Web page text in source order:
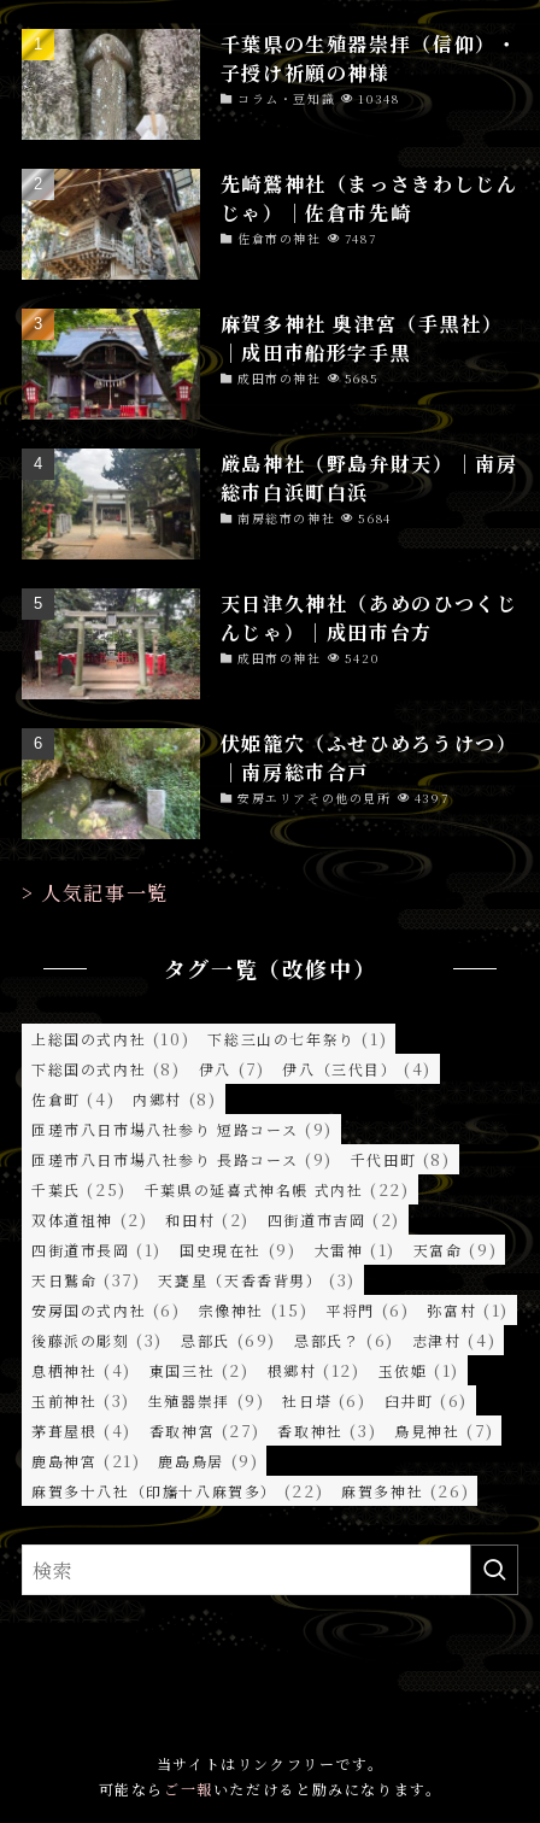
千葉県の生殖器崇拝（信仰）・
子授け祈願の神様
コラム・豆知識 10348
先崎鷲神社（まっさきわしじん
じゃ）│佐倉市先崎
佐倉市の神社 7487
麻賀多神社 奥津宮（手黒社）
│成田市船形字手黒
成田市の神社 5685
厳島神社（野島弁財天）│南房
総市白浜町白浜
南房総市の神社 5684
天日津久神社（あめのひつくじ
んじゃ）│成田市台方
成田市の神社 5420
伏姫籠穴（ふせひめろうけつ）
│南房総市合戸
安房エリアその他の見所 4397
> 人気記事一覧
タグ一覧（改修中）
上総国の式内社 (10) 下総三山の七年祭り (1)
下総国の式内社 (8) 伊八 (7) 伊八（三代目） (4)
佐倉町 (4) 内郷村 (8)
匝瑳市八日市場八社参り 短路コース (9)
匝瑳市八日市場八社参り 長路コース (9) 千代田町 (8)
千葉氏 (25) 千葉県の延喜式神名帳 式内社 (22)
双体道祖神 (2) 和田村 (2) 四街道市吉岡 (2)
四街道市長岡 (1) 国史現在社 (9) 大雷神 (1) 天富命 (9)
天日鷲命 (37) 天甕星（天香香背男） (3)
安房国の式内社 (6) 宗像神社 (15) 平将門 (6) 弥富村 (1)
後藤派の彫刻 (3) 忌部氏 (69) 忌部氏？ (6) 志津村 (4)
息栖神社 (4) 東国三社 (2) 根郷村 (12) 玉依姫 (1)
玉前神社 (3) 生殖器崇拝 (9) 社日塔 (6) 臼井町 (6)
茅葺屋根 (4) 香取神宮 (27) 香取神社 (3) 鳥見神社 (7)
鹿島神宮 (21) 鹿島鳥居 (9)
麻賀多十八社（印旛十八麻賀多） (22) 麻賀多神社 (26)
当サイトはリンクフリーです。
可能なら ご一報いただけると励みになります。